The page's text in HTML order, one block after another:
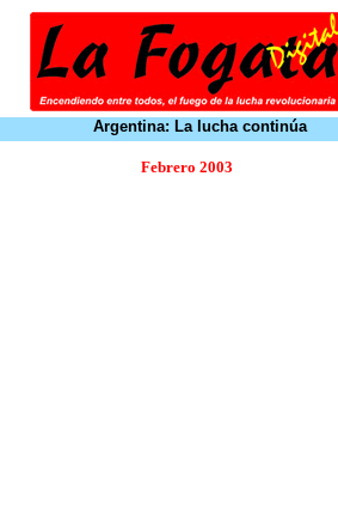
Argentina: La lucha continúa
Febrero 2003